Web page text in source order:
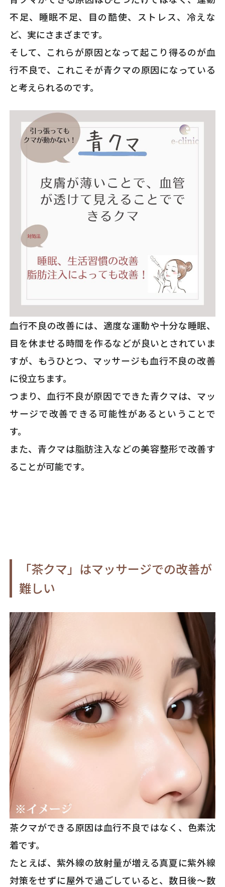
不足、睡眠不足、目の酷使、ストレス、冷えな
ど、実にさまざまです。
そして、これらが原因となって起こり得るのが血
行不良で、これこそが青クマの原因になっている
と考えられるのです。
血行不良の改善には、適度な運動や十分な睡眠、
目を休ませる時間を作るなどが良いとされていま
すが、もうひとつ、マッサージも血行不良の改善
に役立ちます。
つまり、血行不良が原因でできた青クマは、マッ
サージで改善できる可能性があるということで
す。
また、青クマは脂肪注入などの美容整形で改善す
ることが可能です。
「茶クマ」はマッサージでの改善が
難しい
茶クマができる原因は血行不良ではなく、色素沈
着です。
たとえば、紫外線の放射量が増える真夏に紫外線
対策をせずに屋外で過ごしていると、数日後～数